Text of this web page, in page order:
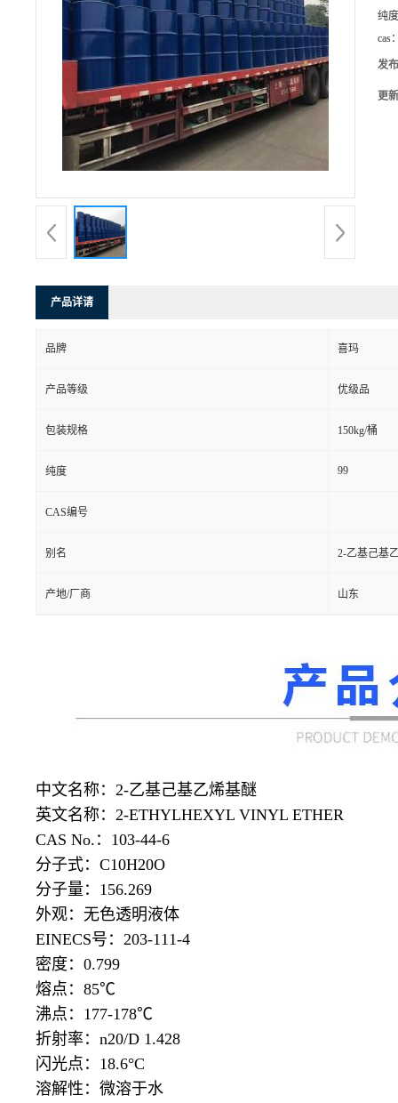
纯
cas
发
更
产品详请
品牌 喜玛
产品等级 优级品
包装规格 150kg/桶
纯度 99
CAS编号
别名 2-乙基己基
产地/厂商 山东
中文名称： 2-乙基己基乙烯基醚
英文名称： 2-ETHYLHEXYL VINYL ETHER
CAS No.：103-44-6
分子式： C10H20O
分子量： 156.269
外观：无色透明液体
EINECS号：203-111-4
密度： 0.799
熔点： 85℃
沸点： 177-178℃
折射率： n20/D 1.428
闪光点： 18.6°C
溶解性：微溶于水